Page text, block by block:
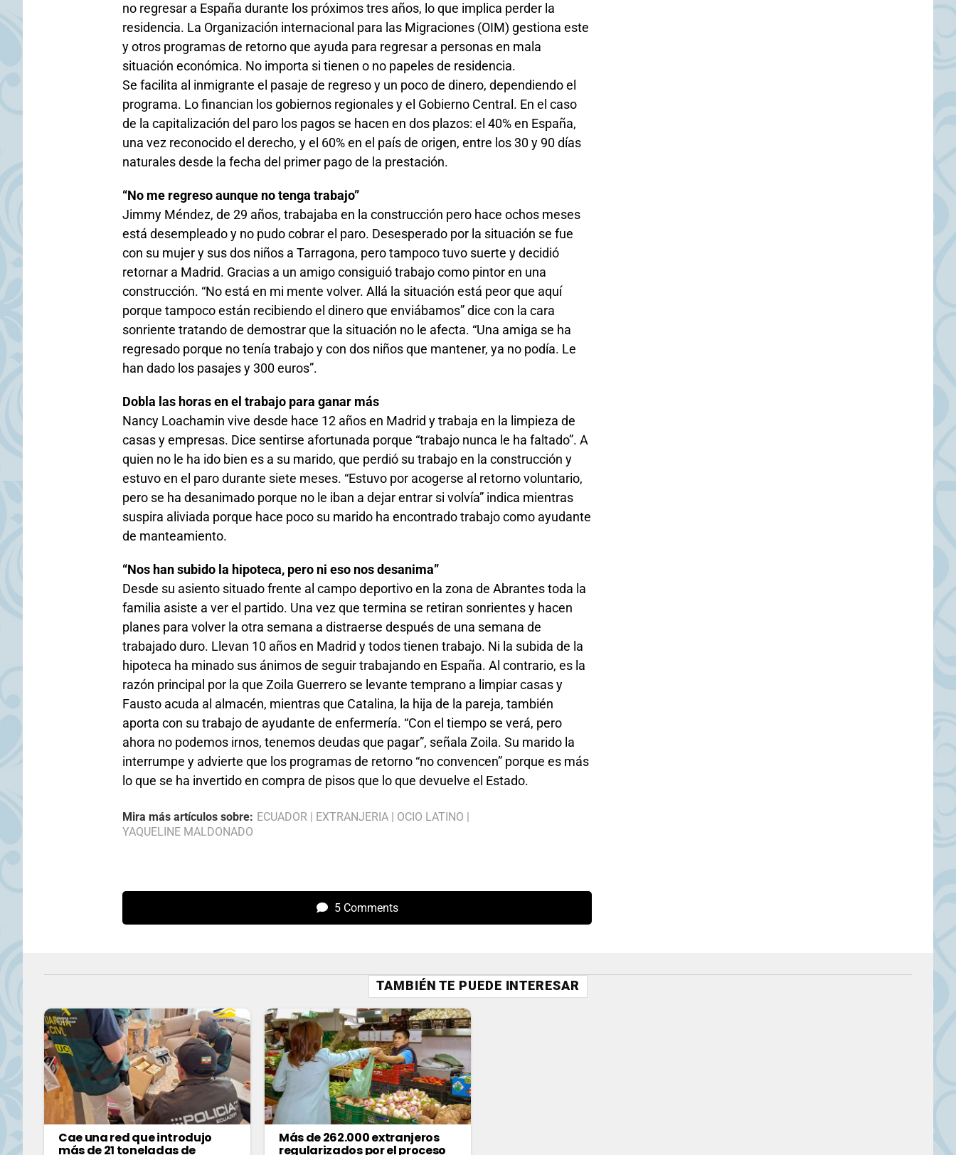
no regresar a España durante los próximos tres años, lo que implica perder la
residencia. La Organización internacional para las Migraciones (OIM) gestiona este
y otros programas de retorno que ayuda para regresar a personas en mala
situación económica. No importa si tienen o no papeles de residencia.
Se facilita al inmigrante el pasaje de regreso y un poco de dinero, dependiendo el
programa. Lo financian los gobiernos regionales y el Gobierno Central. En el caso
de la capitalización del paro los pagos se hacen en dos plazos: el 40% en España,
una vez reconocido el derecho, y el 60% en el país de origen, entre los 30 y 90 días
naturales desde la fecha del primer pago de la prestación.
“No me regreso aunque no tenga trabajo”
Jimmy Méndez, de 29 años, trabajaba en la construcción pero hace ochos meses
está desempleado y no pudo cobrar el paro. Desesperado por la situación se fue
con su mujer y sus dos niños a Tarragona, pero tampoco tuvo suerte y decidió
retornar a Madrid. Gracias a un amigo consiguió trabajo como pintor en una
construcción. “No está en mi mente volver. Allá la situación está peor que aquí
porque tampoco están recibiendo el dinero que enviábamos” dice con la cara
sonriente tratando de demostrar que la situación no le afecta. “Una amiga se ha
regresado porque no tenía trabajo y con dos niños que mantener, ya no podía. Le
han dado los pasajes y 300 euros”.
Dobla las horas en el trabajo para ganar más
Nancy Loachamin vive desde hace 12 años en Madrid y trabaja en la limpieza de
casas y empresas. Dice sentirse afortunada porque “trabajo nunca le ha faltado”. A
quien no le ha ido bien es a su marido, que perdió su trabajo en la construcción y
estuvo en el paro durante siete meses. “Estuvo por acogerse al retorno voluntario,
pero se ha desanimado porque no le iban a dejar entrar si volvía” indica mientras
suspira aliviada porque hace poco su marido ha encontrado trabajo como ayudante
de manteamiento.
“Nos han subido la hipoteca, pero ni eso nos desanima”
Desde su asiento situado frente al campo deportivo en la zona de Abrantes toda la
familia asiste a ver el partido. Una vez que termina se retiran sonrientes y hacen
planes para volver la otra semana a distraerse después de una semana de
trabajado duro. Llevan 10 años en Madrid y todos tienen trabajo. Ni la subida de la
hipoteca ha minado sus ánimos de seguir trabajando en España. Al contrario, es la
razón principal por la que Zoila Guerrero se levante temprano a limpiar casas y
Fausto acuda al almacén, mientras que Catalina, la hija de la pareja, también
aporta con su trabajo de ayudante de enfermería. “Con el tiempo se verá, pero
ahora no podemos irnos, tenemos deudas que pagar”, señala Zoila. Su marido la
interrumpe y advierte que los programas de retorno “no convencen” porque es más
lo que se ha invertido en compra de pisos que lo que devuelve el Estado.
Mira más artículos sobre: ECUADOR | EXTRANJERIA | OCIO LATINO |
YAQUELINE MALDONADO
5 Comments
TAMBIÉN TE PUEDE INTERESAR
Cae una red que introdujo
más de 21 toneladas de
Más de 262.000 extranjeros
regularizados por el proceso